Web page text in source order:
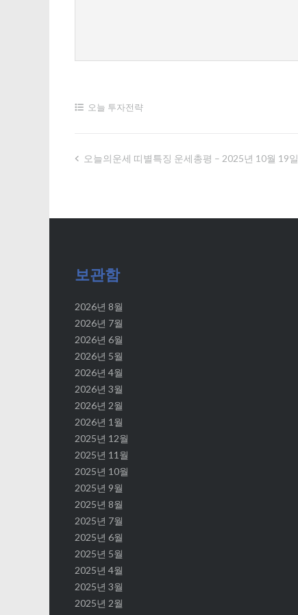
오늘 투자전략
글
게
이
션
오늘의운세 띠별특징 운세총평 – 2025년 10월 19일
보관함
2026년 8월
2026년 7월
2026년 6월
2026년 5월
2026년 4월
2026년 3월
2026년 2월
2026년 1월
2025년 12월
2025년 11월
2025년 10월
2025년 9월
2025년 8월
2025년 7월
2025년 6월
2025년 5월
2025년 4월
2025년 3월
2025년 2월